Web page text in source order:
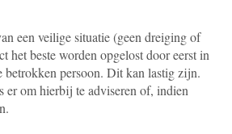
een veilige situatie (geen dreiging of
het beste worden opgelost door eerst in
betrokken persoon. Dit kan lastig zijn.
er om hierbij te adviseren of, indien